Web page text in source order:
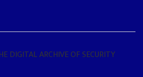
DIGITAL ARCHIVE OF SECURITY